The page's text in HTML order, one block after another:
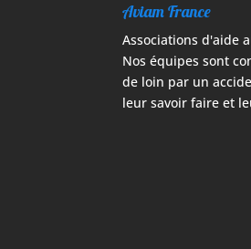
Aviam France
Associations d'aide
Nos équipes sont
de loin par un
leur savoir faire et